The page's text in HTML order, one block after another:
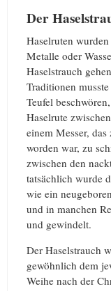
Der
Haselruten
Metalle oder
Haselstrauch
Traditionen
Teufel
Haselrute
einem Messer,
worden war, zu
zwischen den
tatsächlich wurde
wie ein
und in manchen
und gewindelt.
Der Haselstrauch
gewöhnlich dem
Weihe nach der